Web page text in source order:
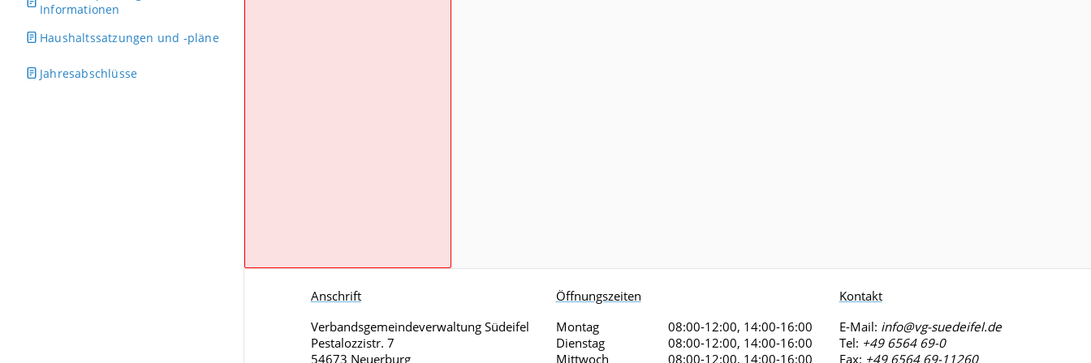
Informationen
Haushaltssatzungen und -pläne
Jahresabschlüsse
Anschrift Öffnungszeiten
Kontakt
Verbandsgemeindeverwaltung Südeifel
Pestalozzistr. 7
54673 Neuerburg
Montag
Dienstag
Mittwoch
08:00-12:00, 14:00-16:00
08:00-12:00, 14:00-16:00
08:00-12:00, 14:00-16:00
E-Mail: info@vg-suedeifel.de
Tel: +49 6564 69-0
Fax: +49 6564 69-11260